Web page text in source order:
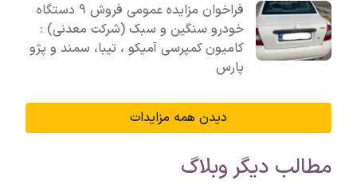
فراخوان مزایده عمومی فروش 9 دستگاه
خودرو سنگین و سبک (شرکت معدنی) :
کامیون کمپرسی آمیکو ، تیبا، سمند و پژو
پارس
دیدن همه مزایدات
مطالب دیگر وبلاگ